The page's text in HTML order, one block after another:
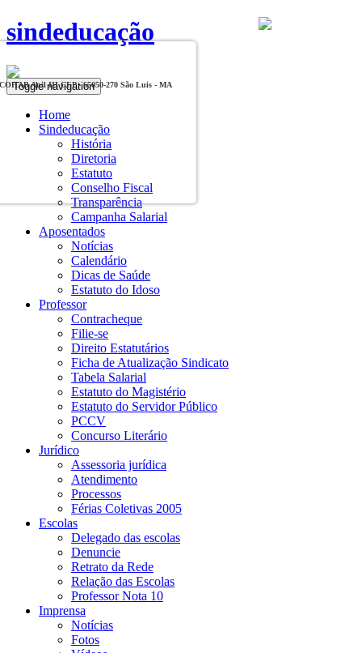
sindeducação
Toggle navigation
Home
Sindeducação
História
Diretoria
Estatuto
Conselho Fiscal
Transparência
Campanha Salarial
Aposentados
Notícias
Calendário
Dicas de Saúde
Estatuto do Idoso
Professor
Contracheque
Filie-se
Direito Estatutários
Ficha de Atualização Sindicato
Tabela Salarial
Estatuto do Magistério
Estatuto do Servidor Público
PCCV
Concurso Literário
Jurídico
Assessoria jurídica
Atendimento
Processos
Férias Coletivas 2005
Escolas
Delegado das escolas
Denuncie
Retrato da Rede
Relação das Escolas
Professor Nota 10
Imprensa
Notícias
Fotos
COHAB Anil III CEP - 65050-270 São Luis - MA